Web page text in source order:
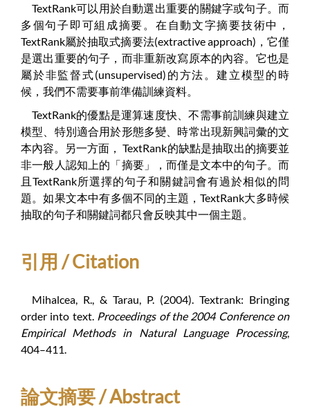
TextRank可以用於自動選出重要的關鍵字或句子。而
多個句子即可組成摘要。在自動文字摘要技術中，
TextRank屬於抽取式摘要法(extractive approach)，它僅
是選出重要的句子，而非重新改寫原本的內容。它也是
屬於非監督式(unsupervised)的方法。建立模型的時
候，我們不需要事前準備訓練資料。
TextRank的優點是運算速度快、不需事前訓練與建立
模型、特別適合用於形態多變、時常出現新興詞彙的文
本內容。另一方面， TextRank的缺點是抽取出的摘要並
非一般人認知上的「摘要」，而僅是文本中的句子。而
且TextRank所選擇的句子和關鍵詞會有過於相似的問
題。如果文本中有多個不同的主題，TextRank大多時候
抽取的句子和關鍵詞都只會反映其中一個主題。
引用 / Citation
Mihalcea, R., & Tarau, P. (2004). Textrank: Bringing
order into text. Proceedings of the 2004 Conference on
Empirical Methods in Natural Language Processing,
404–411.
論文摘要 / Abstract